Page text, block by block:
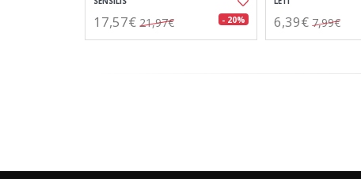
17,57€ 21,97€ - 20% 6,39€ 7,99€